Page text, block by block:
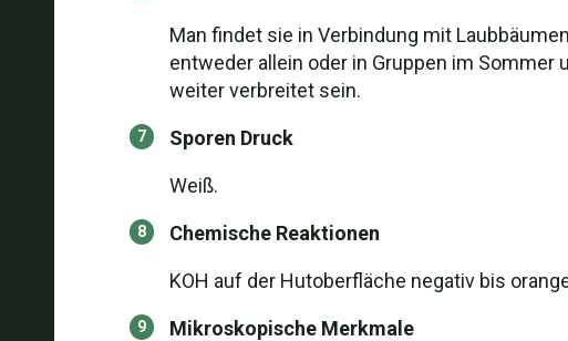
Man findet sie in Verbindung mit
entweder allein oder in Gruppen im Sommer
weiter verbreitet sein.
Sporen Druck
Weiß.
Chemische Reaktionen
KOH auf der Hutoberfläche negativ bis
Mikroskopische Merkmale